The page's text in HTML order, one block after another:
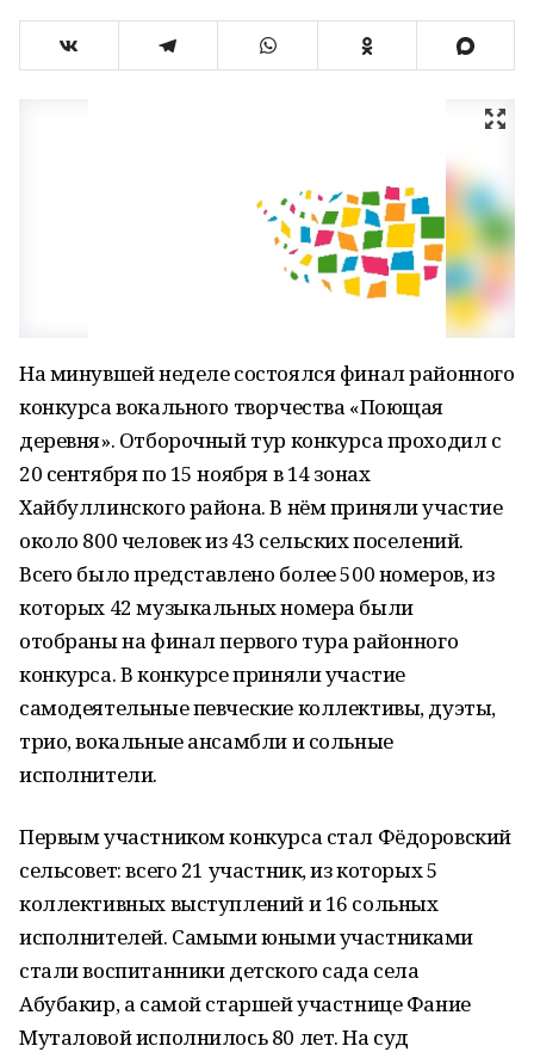
На минувшей неделе состоялся финал районного
конкурса вокального творчества «Поющая
деревня». Отборочный тур конкурса проходил с
20 сентября по 15 ноября в 14 зонах
Хайбуллинского района. В нём приняли участие
около 800 человек из 43 сельских поселений.
Всего было представлено более 500 номеров, из
которых 42 музыкальных номера были
отобраны на финал первого тура районного
конкурса. В конкурсе приняли участие
самодеятельные певческие коллективы, дуэты,
трио, вокальные ансамбли и сольные
исполнители.
Первым участником конкурса стал Фёдоровский
сельсовет: всего 21 участник, из которых 5
коллективных выступлений и 16 сольных
исполнителей. Самыми юными участниками
стали воспитанники детского сада села
Абубакир, а самой старшей участнице Фание
Муталовой исполнилось 80 лет. На суд